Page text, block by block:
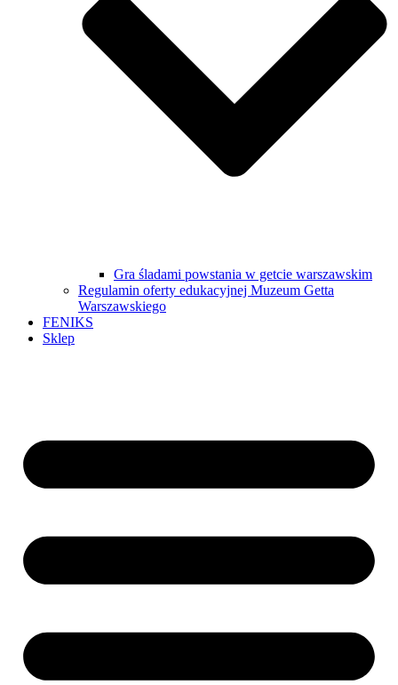
Gra śladami powstania w getcie warszawskim
Regulamin oferty edukacyjnej Muzeum Getta
Warszawskiego
FENIKS
Sklep